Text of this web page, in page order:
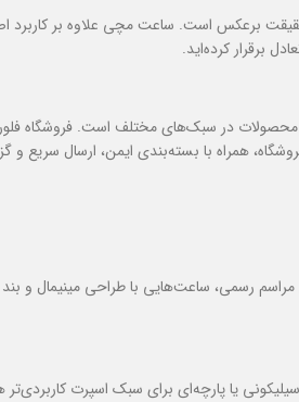
برعکس است. ساعت مچی علاوه بر
برقرار کرده‌اید.
در سبک‌های مختلف است. فروشگاه
همراه با بسته‌بندی ایمن، ارسال سریع
مراسم رسمی، ساعت‌هایی با طراحی مینیمال و
یا پارچه‌ای برای سبک اسپرت کاربردی‌تر